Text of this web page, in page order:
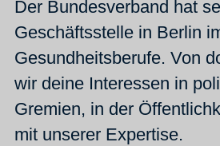
Der Bundesverband hat
Geschäftsstelle in Berlin
Gesundheitsberufe. Von
wir deine Interessen in
Gremien, in der
mit unserer Expertise.